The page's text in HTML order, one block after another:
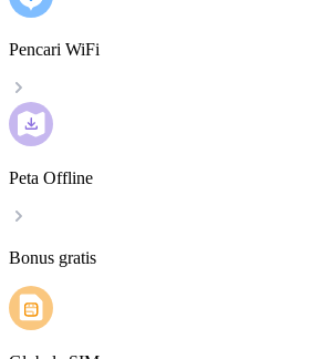
Pencari WiFi
Peta Offline
Bonus gratis